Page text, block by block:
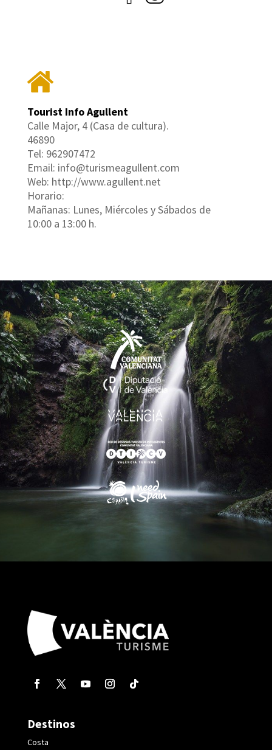
Tourist Info Agullent
Calle Major, 4 (Casa de cultura).
46890
Tel: 962907472
Email: info@turismeagullent.com
Web: http://www.agullent.net
Horario:
Mañanas: Lunes, Miércoles y Sábados de
10:00 a 13:00 h.
Destinos
Costa